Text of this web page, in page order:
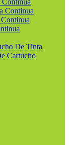
Continua
De Tinta
Cartucho